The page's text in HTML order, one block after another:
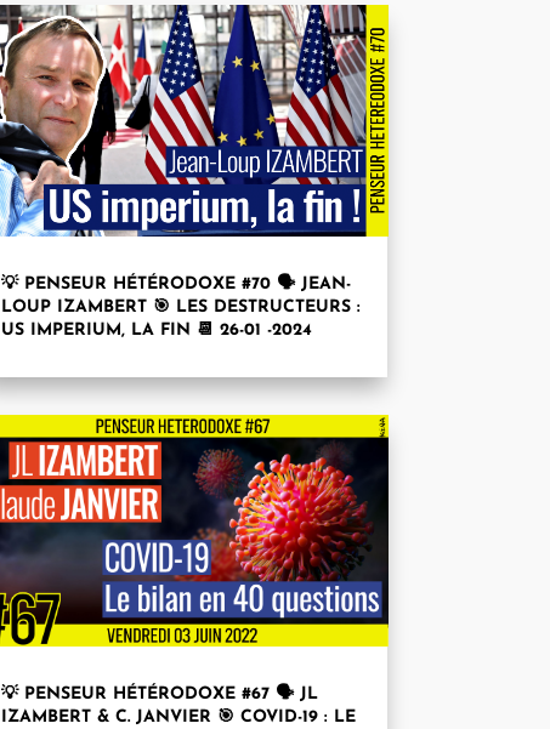
💡 PENSEUR HÉTÉRODOXE #70 🗣 JEAN-
LOUP IZAMBERT 🎯 LES DESTRUCTEURS :
US IMPERIUM, LA FIN 📆 26-01 -2024
💡 PENSEUR HÉTÉRODOXE #67 🗣 JL
IZAMBERT & C. JANVIER 🎯 COVID-19 : LE